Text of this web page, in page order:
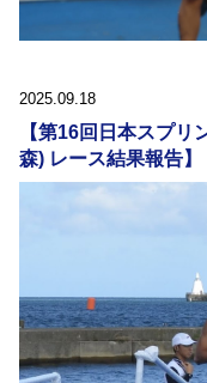
2025.09.18
【第16回日本スプ
森) レース結果報告】